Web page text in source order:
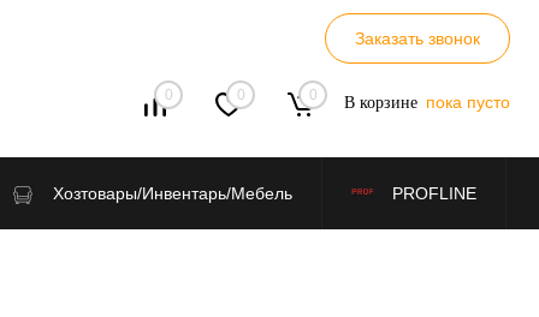
Заказать звонок
0 0 0 В корзине пока пусто
Хозтовары/Инвентарь/Мебель PROFLINE